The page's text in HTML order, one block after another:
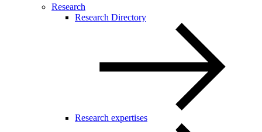
Research
Research Directory
Research expertises